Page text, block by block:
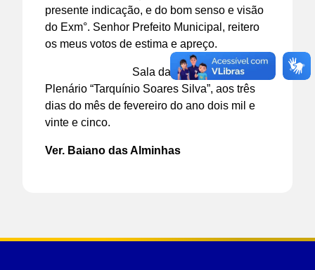
presente indicação, e do bom senso e visão
do Exm°. Senhor Prefeito Municipal, reitero
os meus votos de estima e apreço.
Sala das Sessões do
Plenário “Tarquínio Soares Silva”, aos três
dias do mês de fevereiro do ano dois mil e
vinte e cinco.
Ver. Baiano das Alminhas